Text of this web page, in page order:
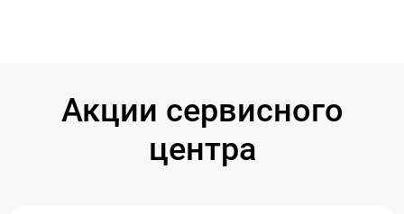
Акции сервисного
центра